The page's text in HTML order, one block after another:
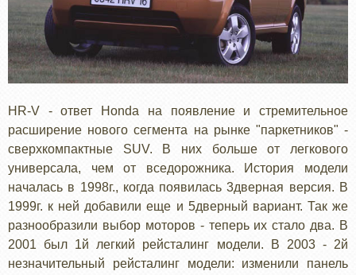
HR-V - ответ Honda на появление и стремительное
расширение нового сегмента на рынке "паркетников" -
сверхкомпактные SUV. В них больше от легкового
универсала, чем от вседорожника. История модели
началась в 1998г., когда появилась 3дверная версия. В
1999г. к ней добавили еще и 5дверный вариант. Так же
разнообразили выбор моторов - теперь их стало два. В
2001 был 1й легкий рейсталинг модели. В 2003 - 2й
незначительный рейсталинг модели: изменили панель